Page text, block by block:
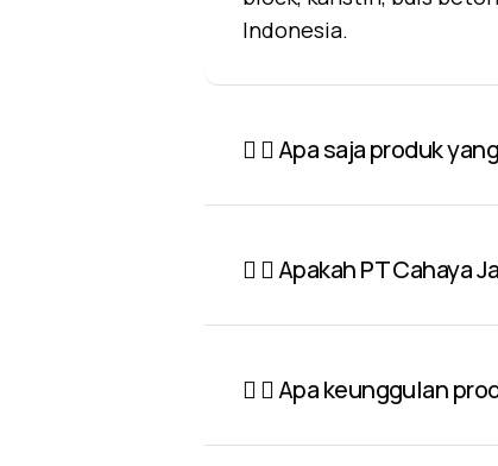
Indonesia.
Apa saja produk
Apakah PT Cahaya
Apa keunggulan